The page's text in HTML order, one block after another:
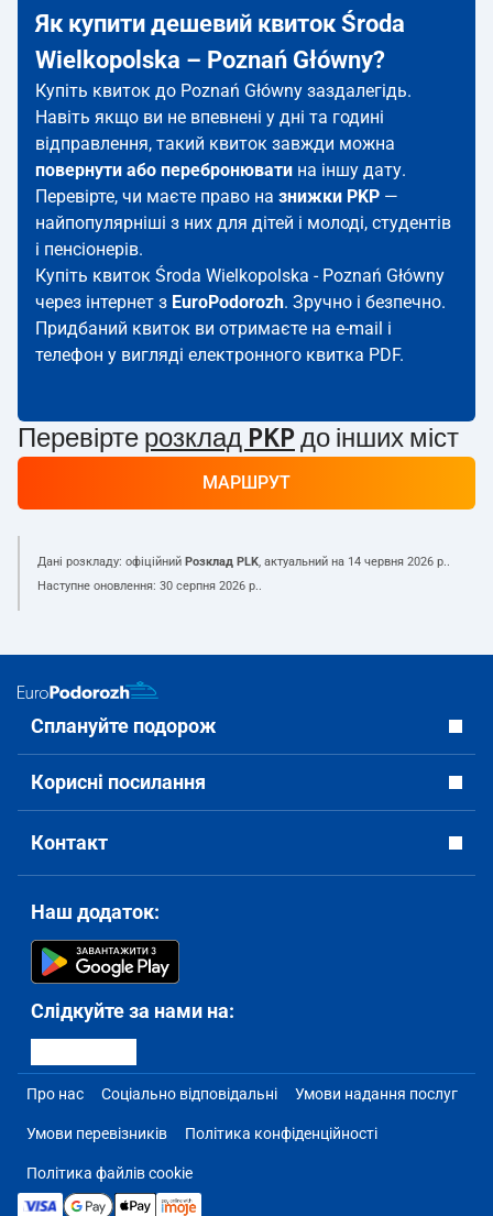
Як купити дешевий квиток Środa
Wielkopolska – Poznań Główny?
Купіть квиток до Poznań Główny заздалегідь.
Навіть якщо ви не впевнені у дні та годині
відправлення, такий квиток завжди можна
повернути або перебронювати на іншу дату.
Перевірте, чи маєте право на знижки PKP —
найпопулярніші з них для дітей і молоді, студентів
і пенсіонерів.
Купіть квиток Środa Wielkopolska - Poznań Główny
через інтернет з EuroPodorozh. Зручно і безпечно.
Придбаний квиток ви отримаєте на e-mail і
телефон у вигляді електронного квитка PDF.
Перевірте розклад PKP до інших міст
МАРШРУТ
Дані розкладу: офіційний Розклад PLK, актуальний на 14 червня 2026 р..
Наступне оновлення: 30 серпня 2026 р..
Сплануйте подорож
Корисні посилання
Контакт
Наш додаток:
Слідкуйте за нами на:
Про нас Соціально відповідальні Умови надання послуг
Умови перевізників Політика конфіденційності
Політика файлів cookie